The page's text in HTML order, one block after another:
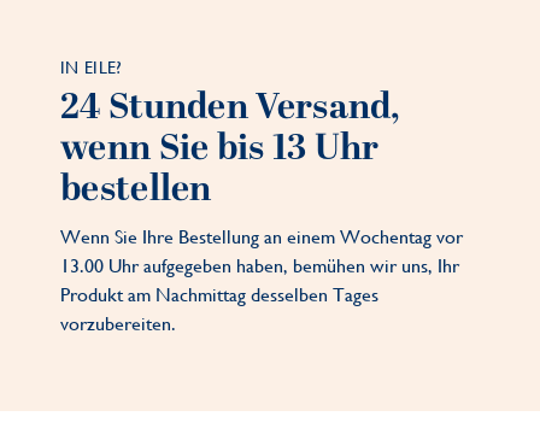
IN EILE?
24 Stunden Versand,
wenn Sie bis 13 Uhr
bestellen
Wenn Sie Ihre Bestellung an einem Wochentag vor
13.00 Uhr aufgegeben haben, bemühen wir uns, Ihr
Produkt am Nachmittag desselben Tages
vorzubereiten.